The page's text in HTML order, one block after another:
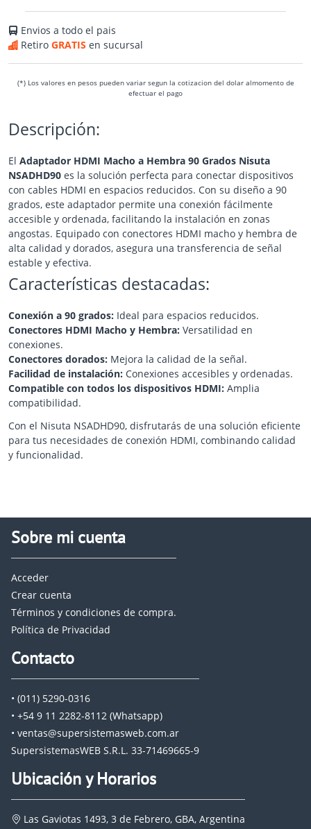
Envios a todo el pais
Retiro GRATIS en sucursal
(*) Los valores en pesos pueden variar segun la cotizacion del dolar almomento de
efectuar el pago
Descripción:
El Adaptador HDMI Macho a Hembra 90 Grados Nisuta
NSADHD90 es la solución perfecta para conectar dispositivos
con cables HDMI en espacios reducidos. Con su diseño a 90
grados, este adaptador permite una conexión fácilmente
accesible y ordenada, facilitando la instalación en zonas
angostas. Equipado con conectores HDMI macho y hembra de
alta calidad y dorados, asegura una transferencia de señal
estable y efectiva.
Características destacadas:
Conexión a 90 grados: Ideal para espacios reducidos.
Conectores HDMI Macho y Hembra: Versatilidad en
conexiones.
Conectores dorados: Mejora la calidad de la señal.
Facilidad de instalación: Conexiones accesibles y ordenadas.
Compatible con todos los dispositivos HDMI: Amplia
compatibilidad.
Con el Nisuta NSADHD90, disfrutarás de una solución eficiente
para tus necesidades de conexión HDMI, combinando calidad
y funcionalidad.
Sobre mi cuenta
Acceder
Crear cuenta
Términos y condiciones de compra.
Política de Privacidad
Contacto
• (011) 5290-0316
• +54 9 11 2282-8112 (Whatsapp)
• ventas@supersistemasweb.com.ar
SupersistemasWEB S.R.L. 33-71469665-9
Ubicación y Horarios
Las Gaviotas 1493, 3 de Febrero, GBA, Argentina